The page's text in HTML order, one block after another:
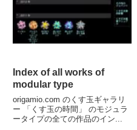
Index of all works of
modular type
origamio.com のくす玉ギャラリ
ー 「くす玉の時間」 のモジュラ
ータイプの全ての作品のイン...